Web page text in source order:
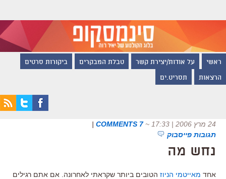
ראשי על אודות/יצירת קשר טבלת המבקרים ביקורות סרטים
הרצאות תסריט.ים
24 מרץ 2006 | 17:33 ~
7 COMMENTS
|
תגובות פייסבוק
נחש מה
אחד מאייטמי הניוז הטובים ביותר שקראתי לאחרונה. אם אתם רגילים